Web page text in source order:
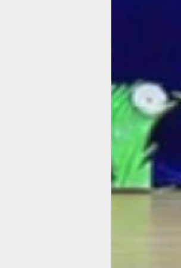
развития и
помощи и
Во время
для семей
бесплатных
по защите
и интересов
опеки и
родительских
запланированы
по правовому
и правовому
и их родителей
и
и органы
наказание в
Как сообщил
мероприятия